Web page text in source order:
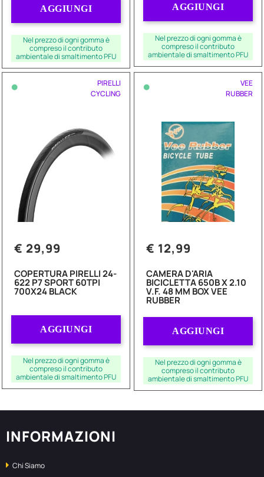
AGGIUNGI
Nel prezzo di ogni gomma è
compreso il contributo
ambientale di smaltimento PFU
AGGIUNGI
Nel prezzo di ogni gomma è
compreso il contributo
ambientale di smaltimento PFU
•
PIRELLI
CYCLING
€ 29,99
COPERTURA PIRELLI 24-
622 P7 SPORT 60TPI
700X24 BLACK
AGGIUNGI
Nel prezzo di ogni gomma è
compreso il contributo
ambientale di smaltimento PFU
•
VEE
RUBBER
€ 12,99
CAMERA D'ARIA
BICICLETTA 650B X 2.10
V.F. 48 MM BOX VEE
RUBBER
AGGIUNGI
Nel prezzo di ogni gomma è
compreso il contributo
ambientale di smaltimento PFU
INFORMAZIONI
Chi Siamo